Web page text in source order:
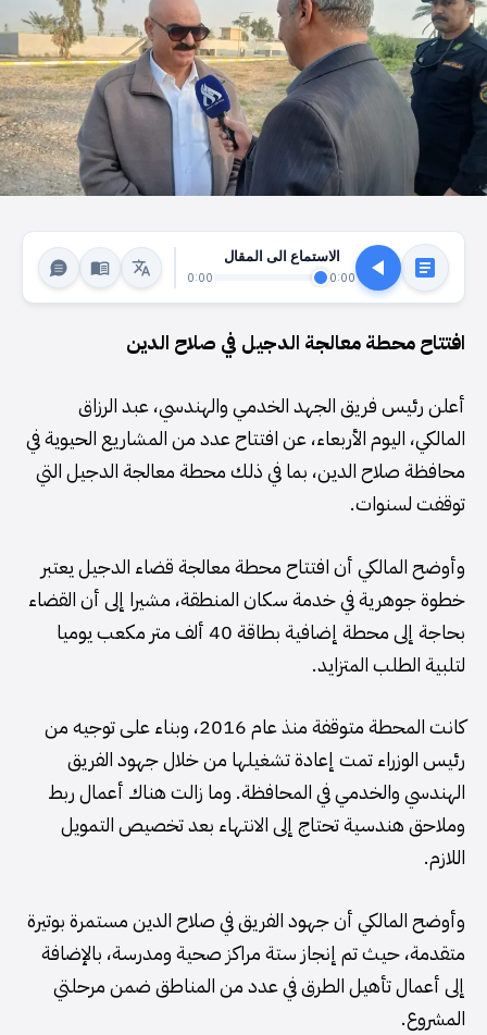
الاستماع الى المقال
0:00
0:00
افتتاح محطة معالجة الدجيل في صلاح الدين
أعلن رئيس فريق الجهد الخدمي والهندسي، عبد الرزاق
المالكي، اليوم الأربعاء، عن افتتاح عدد من المشاريع الحيوية في
محافظة صلاح الدين، بما في ذلك محطة معالجة الدجيل التي
توقفت لسنوات.
وأوضح المالكي أن افتتاح محطة معالجة قضاء الدجيل يعتبر
خطوة جوهرية في خدمة سكان المنطقة، مشيرا إلى أن القضاء
بحاجة إلى محطة إضافية بطاقة 40 ألف متر مكعب يوميا
لتلبية الطلب المتزايد.
كانت المحطة متوقفة منذ عام 2016، وبناء على توجيه من
رئيس الوزراء تمت إعادة تشغيلها من خلال جهود الفريق
الهندسي والخدمي في المحافظة. وما زالت هناك أعمال ربط
وملاحق هندسية تحتاج إلى الانتهاء بعد تخصيص التمويل
اللازم.
وأوضح المالكي أن جهود الفريق في صلاح الدين مستمرة بوتيرة
متقدمة، حيث تم إنجاز ستة مراكز صحية ومدرسة، بالإضافة
إلى أعمال تأهيل الطرق في عدد من المناطق ضمن مرحلتي
المشروع.